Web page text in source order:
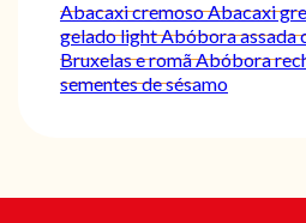
Abacaxi cremosoAbacaxi
gelado lightAbóbora assada
Bruxelas e romãAbóbora
sementes de sésamo